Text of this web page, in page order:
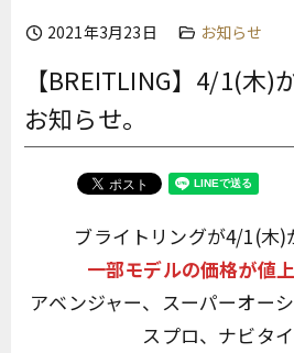
2021年3月23日 お知らせ
【BREITLING】4/1(木)
お知らせ。
ブライトリングが4/1(木)
一部モデルの価格が値上
アベンジャー、スーパーオー
スプロ、ナビタ